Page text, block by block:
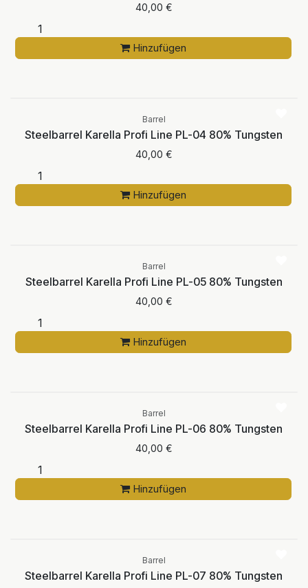
40,00 €
Hinzufügen
Barrel
Steelbarrel Karella Profi Line PL-04 80% Tungsten
40,00 €
Hinzufügen
Barrel
Steelbarrel Karella Profi Line PL-05 80% Tungsten
40,00 €
Hinzufügen
Barrel
Steelbarrel Karella Profi Line PL-06 80% Tungsten
40,00 €
Hinzufügen
Barrel
Steelbarrel Karella Profi Line PL-07 80% Tungsten